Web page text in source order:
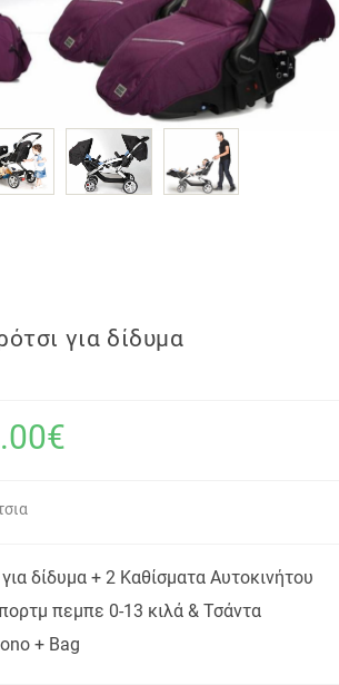
για δίδυμα
δίδυμα + 2 Καθίσματα Αυτοκινήτου
πεμπε 0-13 κιλά & Τσάντα
+ Bag